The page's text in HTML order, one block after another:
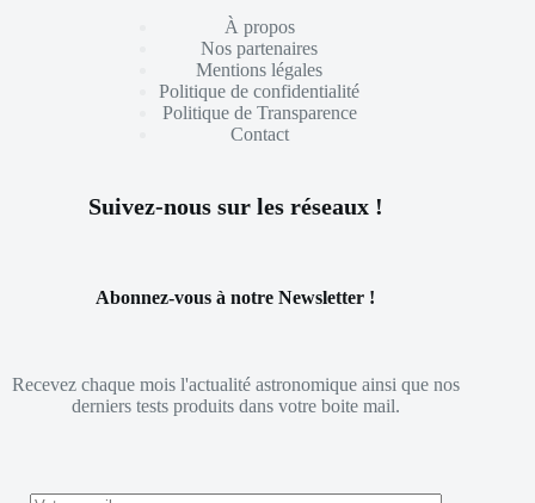
À propos
Nos partenaires
Mentions légales
Politique de confidentialité
Politique de Transparence
Contact
Suivez-nous sur les réseaux !
Abonnez-vous à notre Newsletter !
Recevez chaque mois l'actualité astronomique ainsi que nos
derniers tests produits dans votre boite mail.